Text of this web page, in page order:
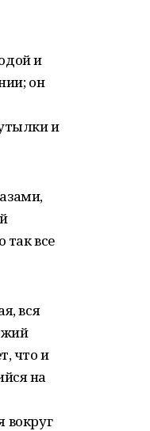
и
он
и
так все
вся
что и
на
вокруг